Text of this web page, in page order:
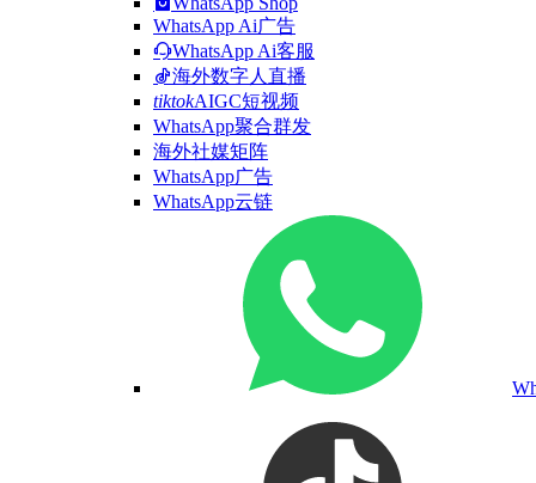
WhatsApp Ai广告
WhatsApp Ai客服
海外数字人直播
tiktokAIGC短视频
WhatsApp聚合群发
海外社媒矩阵
WhatsApp广告
WhatsApp云链